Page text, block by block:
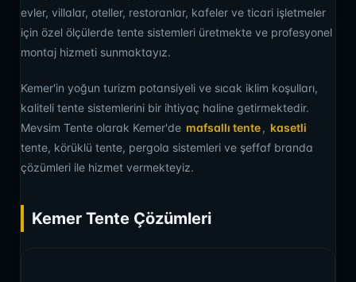
evler, villalar, oteller, restoranlar, kafeler ve ticari işletmeler
için özel ölçülerde tente sistemleri üretmekte ve profesyonel
montaj hizmeti sunmaktayız.
Kemer'in yoğun turizm potansiyeli ve sıcak iklim koşulları,
kaliteli tente sistemlerini bir ihtiyaç haline getirmektedir.
Mevsim Tente olarak Kemer'de mafsallı tente, kasetli
tente, körüklü tente, pergola sistemleri ve şeffaf branda
çözümleri ile hizmet vermekteyiz.
Kemer Tente Çözümleri